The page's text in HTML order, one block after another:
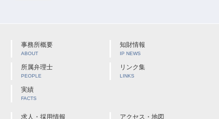
事務所概要
ABOUT
所属弁理士
PEOPLE
実績
FACTS
知財情報
IP NEWS
リンク集
LINKS
求人・採用情報 アクセス・地図